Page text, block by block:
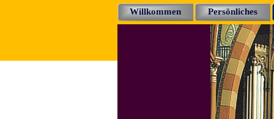
Willkommen Persönliches